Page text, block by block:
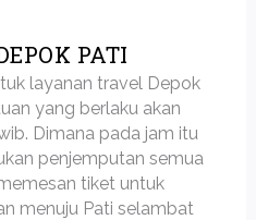
PATI
layanan travel Depok
yang berlaku akan
Dimana pada jam itu
penjemputan semua
tiket untuk
menuju Pati selambat